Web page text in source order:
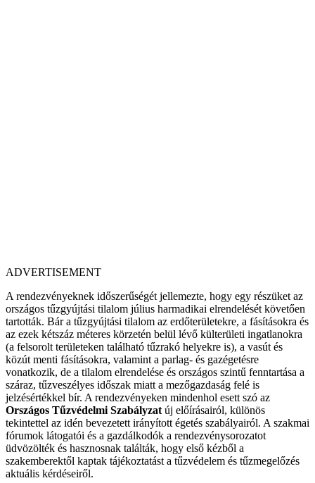
ADVERTISEMENT
A rendezvényeknek időszerűségét jellemezte, hogy egy részüket az
országos tűzgyújtási tilalom július harmadikai elrendelését követően
tartották. Bár a tűzgyújtási tilalom az erdőterületekre, a fásításokra és
az ezek kétszáz méteres körzetén belül lévő külterületi ingatlanokra
(a felsorolt területeken található tűzrakó helyekre is), a vasút és
közút menti fásításokra, valamint a parlag- és gazégetésre
vonatkozik, de a tilalom elrendelése és országos szintű fenntartása a
száraz, tűzveszélyes időszak miatt a mezőgazdaság felé is
jelzésértékkel bír. A rendezvényeken mindenhol esett szó az
Országos Tűzvédelmi Szabályzat új előírásairól, különös
tekintettel az idén bevezetett irányított égetés szabályairól. A szakmai
fórumok látogatói és a gazdálkodók a rendezvénysorozatot
üdvözölték és hasznosnak találták, hogy első kézből a
szakemberektől kaptak tájékoztatást a tűzvédelem és tűzmegelőzés
aktuális kérdéseiről.